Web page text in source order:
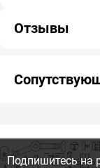
Отзывы
Подпишитесь на